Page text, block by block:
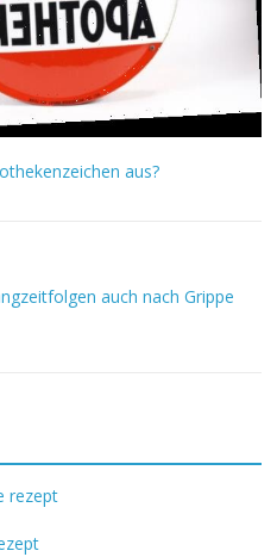
aus?
auch nach Grippe